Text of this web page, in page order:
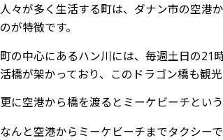
サンワールド アジアパーク
リンウン寺
マーブル マウンテン
ノンヌックビーチ
バーナーヒルズ
人々が多く生活する町は、ダナン市の空港
のが特徴です。
町の中心にあるハン川には、毎週土日の21
活橋が架かっており、このドラゴン橋も観
更に空港から橋を渡るとミーケビーチとい
なんと空港からミーケビーチまでタクシー